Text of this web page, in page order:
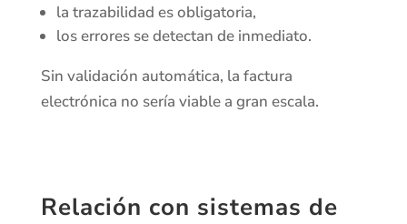
la trazabilidad es obligatoria,
los errores se detectan de inmediato.
Sin validación automática, la factura
electrónica no sería viable a gran escala.
Relación con sistemas de